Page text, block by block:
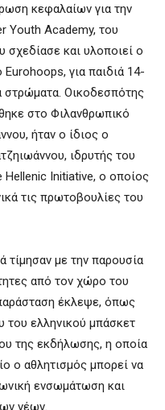
κεφαλαίων για την
Youth Academy, του
σχεδίασε και υλοποιεί ο
για παιδιά 14-
στρώματα. Οικοδεσπότης
στο Φιλανθρωπικό
ήταν ο ίδιος ο
ιδρυτής του
Initiative, ο οποίος
τις πρωτοβουλίες του
με την παρουσία
από τον χώρο του
έκλεψε, όπως
του ελληνικού μπάσκετ
της εκδήλωσης, η οποία
ο αθλητισμός μπορεί να
ενσωμάτωση και
νέων.